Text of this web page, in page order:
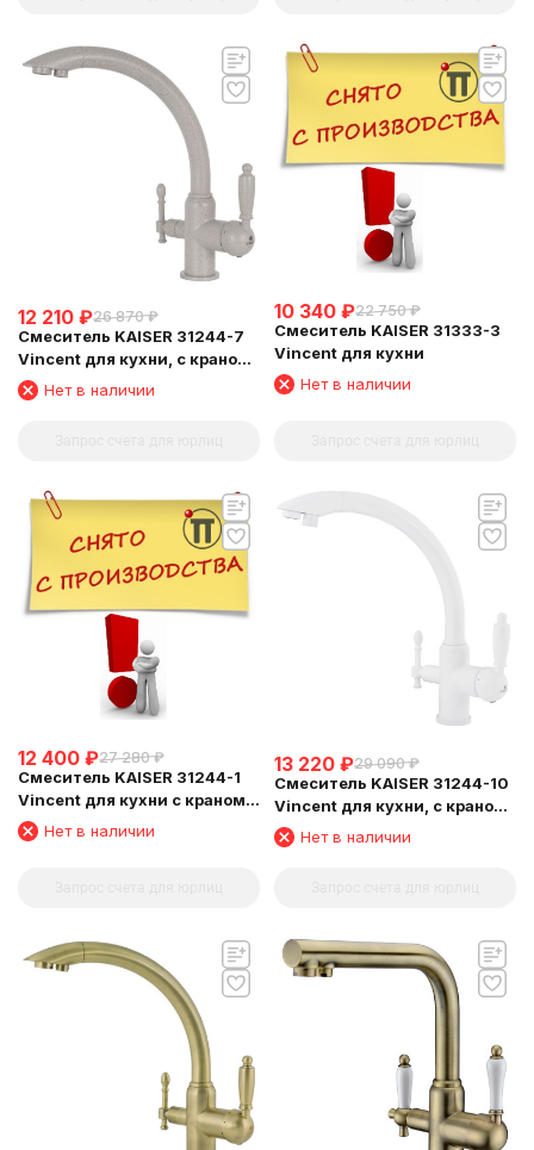
12 210 ₽26 870 ₽
Смеситель KAISER 31244-7
Vincent для кухни, с краном
для питьевой воды,
бежевый мрамор
Нет в наличии
10 340 ₽22 750 ₽
Смеситель KAISER 31333-3
Vincent для кухни
Нет в наличии
12 400 ₽27 280 ₽
Смеситель KAISER 31244-1
Vincent для кухни с краном
для питьевой воды
Нет в наличии
13 220 ₽29 090 ₽
Смеситель KAISER 31244-10
Vincent для кухни, с краном
для питьевой воды, белый
глянц
Нет в наличии